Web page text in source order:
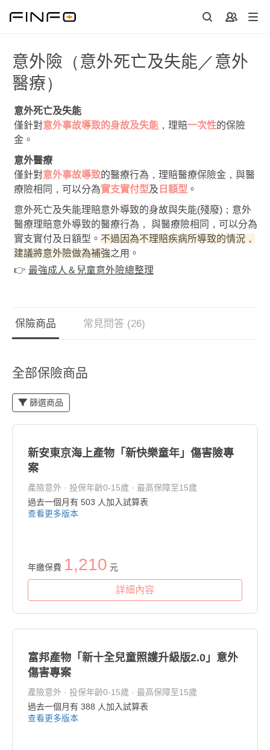
意外險（意外死亡及失能／意外
醫療）
意外死亡及失能
僅針對意外事故導致的身故及失能 ，理賠一次性的保險
金。
意外醫療
僅針對意外事故導致的醫療行為，理賠醫療保險金，與醫
療險相同，可以分為實支實付型及 日額型 。
意外死亡及失能理賠意外導致的身故與失能(殘廢)；意外
醫療理賠意外導致的醫療行為， 與醫療險相同，可以分為
實支實付及日額型。 不過因為不理賠疾病所導致的情況，
建議將意外險做為補強之用。
👉 最強成人＆兒童意外險總整理
保險商品 常見問答 (26)
全部保險商品
篩選商品
新安東京海上產物「新快樂童年」傷害險專
案
產險意外 · 投保年齡0-15歲 · 最高保障至15歲
過去一個月有 503 人加入試算表
查看更多版本
年繳保費 1,210 元
詳細內容
富邦產物「新十全兒童照護升級版2.0」意外
傷害專案
產險意外 · 投保年齡0-15歲 · 最高保障至15歲
過去一個月有 388 人加入試算表
查看更多版本